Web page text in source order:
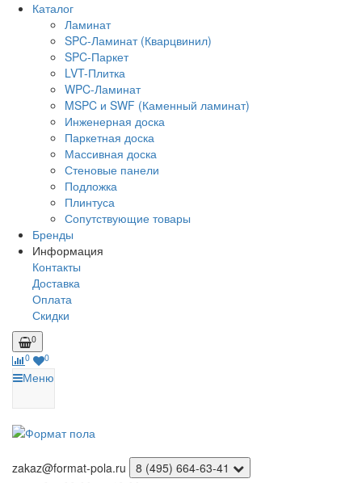
Каталог
Ламинат
SPC-Ламинат (Кварцвинил)
SPC-Паркет
LVT-Плитка
WPC-Ламинат
MSPC и SWF (Каменный ламинат)
Инженерная доска
Паркетная доска
Массивная доска
Стеновые панели
Подложка
Плинтуса
Сопутствующие товары
Бренды
Информация
Контакты
Доставка
Оплата
Скидки
0
0
0
Меню
zakaz@format-pola.ru
8 (495) 664-63-41